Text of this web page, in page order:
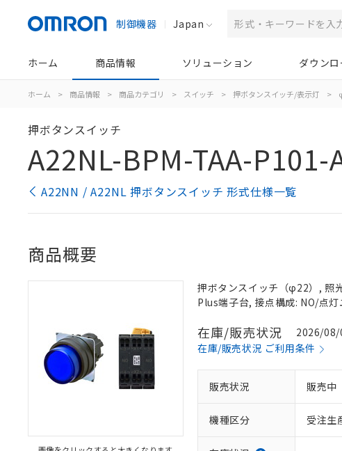
制御機器 Japan
ホーム 商品情報 ソリューション ダウンロ
ホーム > 商品情報 > 商品カテゴリ > スイッチ > 押ボタンスイッチ/表示灯 >
押ボタンスイッチ
A22NL-BPM-TAA-P101-
A22NN / A22NL 押ボタンスイッチ 形式仕様一覧
商品概要
押ボタンスイッチ（φ22）, 照
Plus端子台, 接点構成: NO/点
在庫/販売状況
2026/08/
在庫/販売状況 ご利用条件
販売状況 販売中
機種区分 受注生